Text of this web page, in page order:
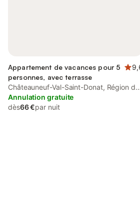
Appartement de vacances pour 5
personnes, avec terrasse
Châteauneuf-Val-Saint-Donat, Région de
Forcalquier
Annulation gratuite
dès66 €par nuit